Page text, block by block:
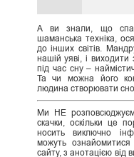
А ви знали, що
шаманська техніка,
до інших світів.
нашій уяві, і
під час сну –
Та чи можна його
людина створювати
Ми НЕ
скачки, оскільки це
носить виключно
можуть
сайту, з анотацією від